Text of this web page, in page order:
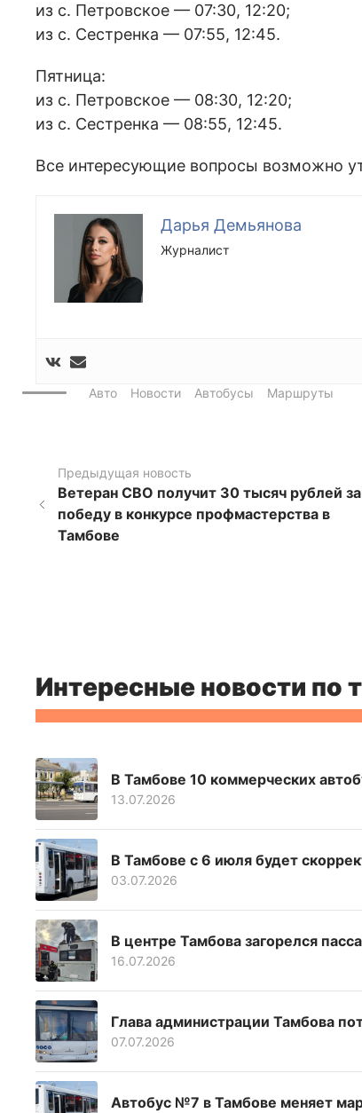
из с. Петровское — 07:30, 12:20;
из с. Сестренка — 07:55, 12:45.
Пятница:
из с. Петровское — 08:30, 12:20;
из с. Сестренка — 08:55, 12:45.
Все интересующие вопросы возможно
Дарья Демьянова
Журналист
Авто Новости Автобусы Маршруты
Предыдущая новость
Ветеран СВО получит 30 тысяч рублей за
победу в конкурсе профмастерства в
Тамбове
Интересные новости по
В Тамбове 10 коммерческих
13.07.2026
В Тамбове с 6 июля будет
03.07.2026
В центре Тамбова загорелся
16.07.2026
Глава администрации Тамбова
07.07.2026
Автобус №7 в Тамбове меняет